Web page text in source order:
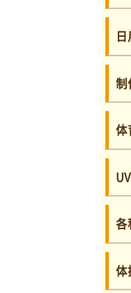
制
体
各
体